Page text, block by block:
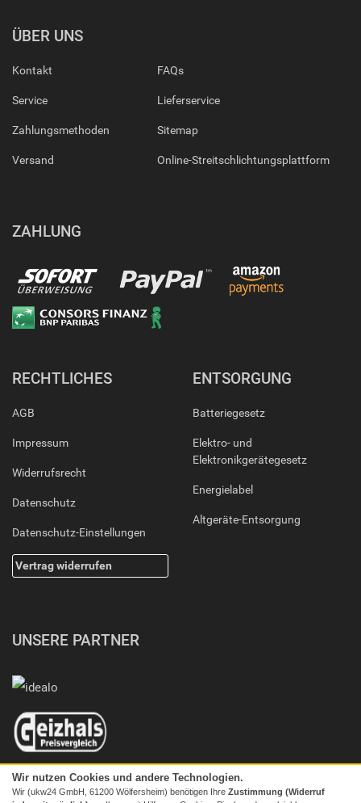
ÜBER UNS
Kontakt
Service
Zahlungsmethoden
Versand
FAQs
Lieferservice
Sitemap
Online-Streitschlichtungsplattform
ZAHLUNG
RECHTLICHES
AGB
Impressum
Widerrufsrecht
Datenschutz
Datenschutz-Einstellungen
Vertrag widerrufen
ENTSORGUNG
Batteriegesetz
Elektro- und
Elektronikgerätegesetz
Energielabel
Altgeräte-Entsorgung
UNSERE PARTNER
Wir nutzen Cookies und andere Technologien.
Wir (ukw24 GmbH, 61200 Wölfersheim) benötigen Ihre Zustimmung (Widerruf